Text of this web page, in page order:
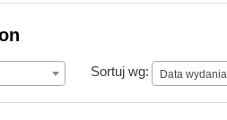
Sortuj wg: Data wydania
Data wydania